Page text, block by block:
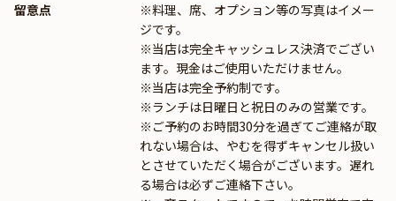
留意点
※料理、席、オプション等の写真はイメー
ジです。
※当店は完全キャッシュレス決済でござい
ます。現金はご使用いただけません。
※当店は完全予約制です。
※ランチは日曜日と祝日のみの営業です。
※ご予約のお時間30分を過ぎてご連絡が取
れない場合は、やむを得ずキャンセル扱い
とさせていただく場合がございます。遅れ
る場合は必ずご連絡下さい。